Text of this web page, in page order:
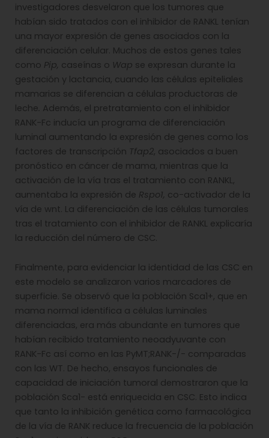
investigadores desvelaron que los tumores que
habían sido tratados con el inhibidor de RANKL tenían
una mayor expresión de genes asociados con la
diferenciación celular. Muchos de estos genes tales
como Pip, caseínas o Wap se expresan durante la
gestación y lactancia, cuando las células epiteliales
mamarias se diferencian a células productoras de
leche Además, el pretratamiento con el inhibidor
RANK-Fc inducía un programa de diferenciación
luminal aumentando la expresión de genes como los
factores de transcripción Tfap2, asociados a buen
pronóstico en cáncer de mama, mientras que la
activación de la vía tras el tratamiento con RANKL,
aumentaba la expresión de Rspo1, co-activador de la
vía de wnt. La diferenciación de las células tumorales
tras el tratamiento con el inhibidor de RANKL explicaría
la reducción del número de CSC.
Finalmente, para evidenciar la identidad de las CSC en
este modelo se analizaron varios marcadores de
superficie. Se observó que la población Sca1+, que en
mama normal identifica a células luminales
diferenciadas, era más abundante en tumores que
habían recibido tratamiento neoadyuvante con
RANK-Fc así como en las PyMT;RANK-/- comparadas
con las WT. De hecho, ensayos funcionales de
capacidad de iniciación tumoral demostraron que la
población Sca1- está enriquecida en CSC. Esto indica
que tanto la inhibición genética como farmacológica
de la vía de RANK reduce la frecuencia de la población